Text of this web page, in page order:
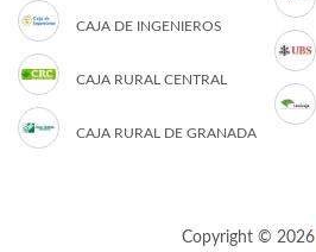
CAJA DE INGENIEROS
CAJA RURAL CENTRAL
CAJA RURAL DE GRANADA
Copyright © 2026